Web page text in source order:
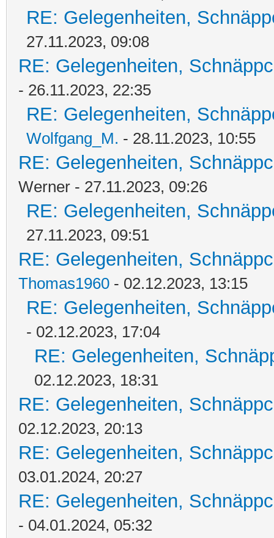
RE: Gelegenheiten,
27.11.2023, 09:08
RE: Gelegenheiten,
- 26.11.2023, 22:35
RE: Gelegenheiten,
Wolfgang_M. - 28.11.2023, 10:55
RE: Gelegenheiten,
Werner - 27.11.2023, 09:26
RE: Gelegenheiten,
27.11.2023, 09:51
RE: Gelegenheiten,
Thomas1960 - 02.12.2023, 13:15
RE: Gelegenheiten,
- 02.12.2023, 17:04
RE: Gelegenheiten,
02.12.2023, 18:31
RE: Gelegenheiten,
02.12.2023, 20:13
RE: Gelegenheiten,
03.01.2024, 20:27
RE: Gelegenheiten,
- 04.01.2024, 05:32